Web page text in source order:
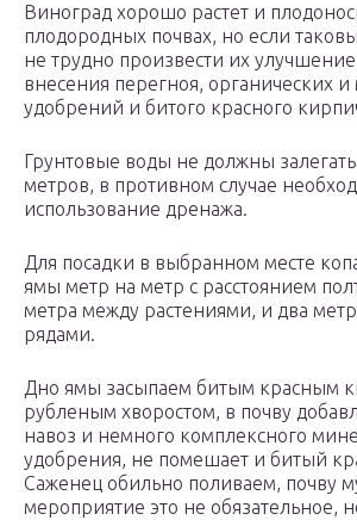
Виноград хорошо растет и
плодородных почвах, но если
не трудно произвести их улучшение
внесения перегноя, органических
удобрений и битого красного
Грунтовые воды не должны
метров, в противном случае
использование дренажа.
Для посадки в выбранном месте
ямы метр на метр с расстоянием
метра между растениями, и два
рядами.
Дно ямы засыпаем битым красным
рубленым хворостом, в почву
навоз и немного комплексного
удобрения, не помешает и битый
Саженец обильно поливаем, почву
мероприятие это не обязательное,